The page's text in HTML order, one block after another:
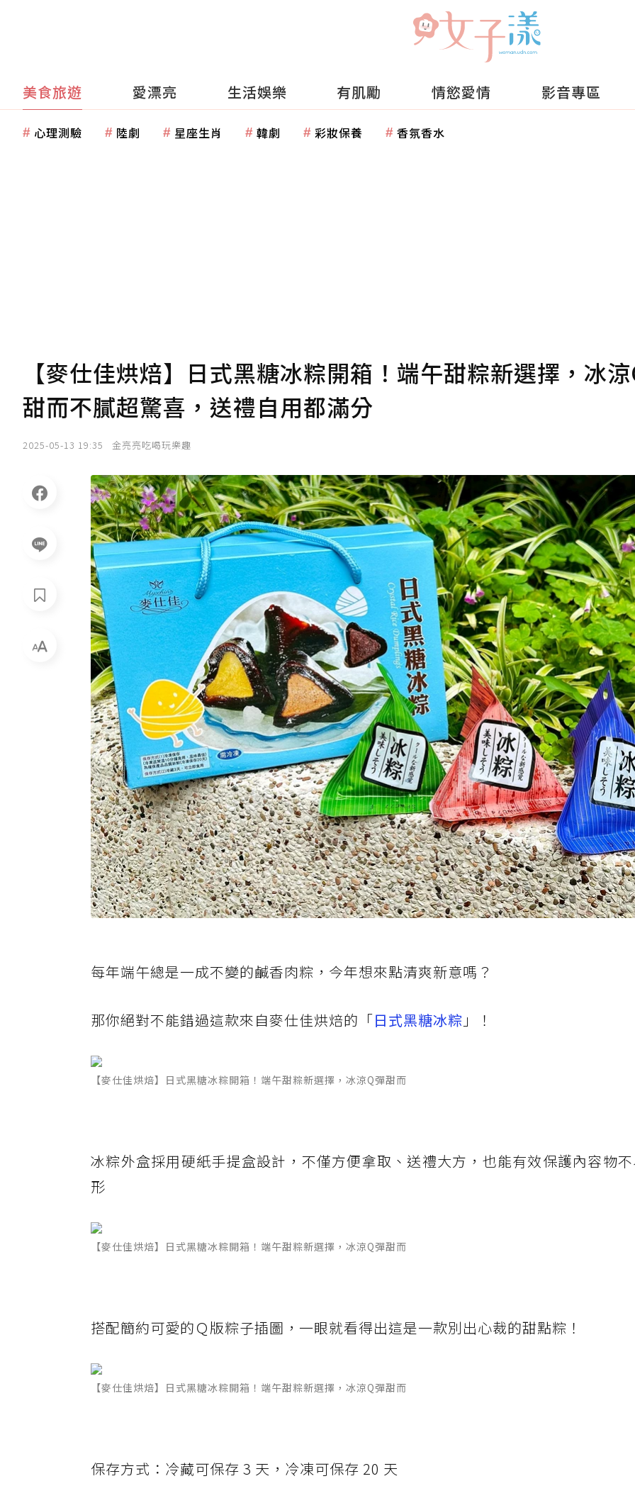
美食旅遊 愛漂亮 生活娛樂 有肌勵 情慾愛情 影音專區
心理測驗 陸劇 星座生肖 韓劇 彩妝保養 香氛香水
【麥仕佳烘焙】日式黑糖冰粽開箱！端午甜粽新選擇，冰
甜而不膩超驚喜，送禮自用都滿分
2025-05-13 19:35 金亮亮吃喝玩樂趣
每年端午總是一成不變的鹹香肉粽，今年想來點清爽新意嗎？
那你絕對不能錯過這款來自麥仕佳烘焙的「日式黑糖冰粽 」！
【麥仕佳烘焙】日式黑糖冰粽開箱！端午甜粽新選擇，冰涼Q彈甜而
冰粽外盒採用硬紙手提盒設計，不僅方便拿取、送禮大方，也能有效保護內容物
形
【麥仕佳烘焙】日式黑糖冰粽開箱！端午甜粽新選擇，冰涼Q彈甜而
搭配簡約可愛的Ｑ版粽子插圖，一眼就看得出這是一款別出心裁的甜點粽！
【麥仕佳烘焙】日式黑糖冰粽開箱！端午甜粽新選擇，冰涼Q彈甜而
保存方式：冷藏可保存 3 天，冷凍可保存 20 天